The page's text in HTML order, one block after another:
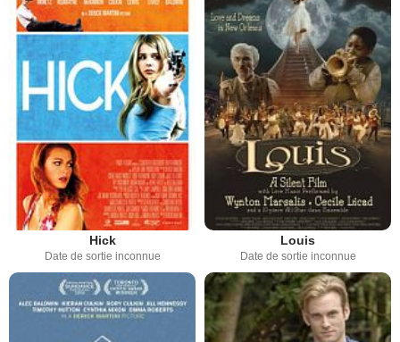
Hick
Date de sortie inconnue
Louis
Date de sortie inconnue